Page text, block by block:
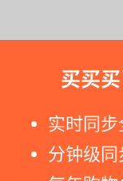
买买
实时同
分钟级